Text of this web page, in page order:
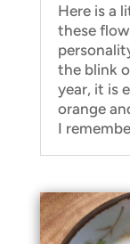
Here is a
these
the blink
year, it is
orange
I